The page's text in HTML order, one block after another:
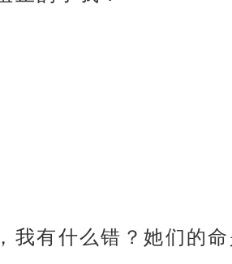
有什么错？她们的